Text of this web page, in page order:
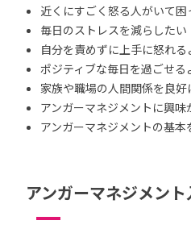
近くにすごく怒る人がいて困
毎日のストレスを減らしたい
自分を責めずに上手に怒れ
ポジティブな毎日を過ごせる
家族や職場の人間関係を良好
アンガーマネジメントに興味
アンガーマネジメントの基
アンガーマネジメン